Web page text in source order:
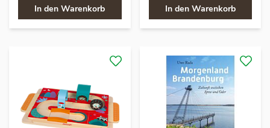
In den Warenkorb In den Warenkorb